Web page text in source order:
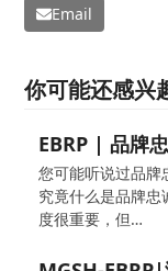
Email
你可能还感兴
EBRP | 品牌
您可能听说过品牌
究竟什么是品牌
度很重要，但…